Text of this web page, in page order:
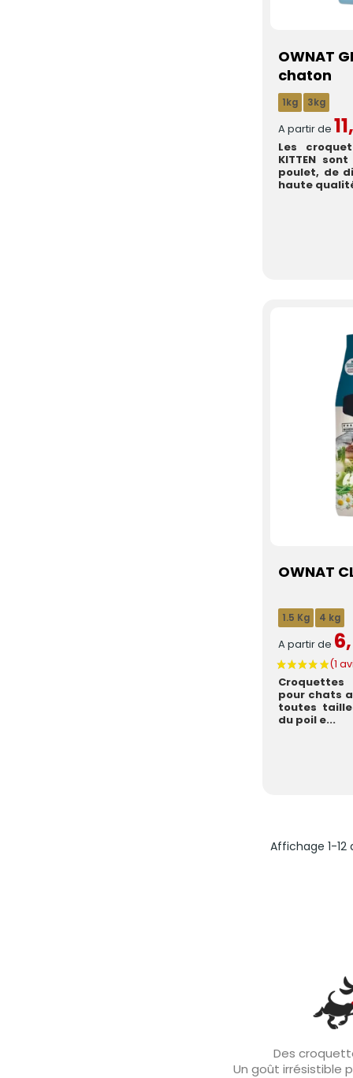
OWNAT
chaton
1kg 3kg
A partir de
Les
KITTEN
poulet, de
haute
OWNAT
1.5 Kg 4 kg
A partir de
Croquettes
pour chats
toutes
du poil e...
Affichage 1-
Des
Un goût irrésistible